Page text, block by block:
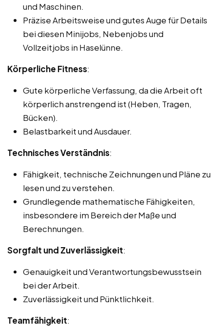
und Maschinen.
Präzise Arbeitsweise und gutes Auge für Details
bei diesen Minijobs, Nebenjobs und
Vollzeitjobs in Haselünne.
Körperliche Fitness:
Gute körperliche Verfassung, da die Arbeit oft
körperlich anstrengend ist (Heben, Tragen,
Bücken).
Belastbarkeit und Ausdauer.
Technisches Verständnis:
Fähigkeit, technische Zeichnungen und Pläne zu
lesen und zu verstehen.
Grundlegende mathematische Fähigkeiten,
insbesondere im Bereich der Maße und
Berechnungen.
Sorgfalt und Zuverlässigkeit:
Genauigkeit und Verantwortungsbewusstsein
bei der Arbeit.
Zuverlässigkeit und Pünktlichkeit.
Teamfähigkeit: